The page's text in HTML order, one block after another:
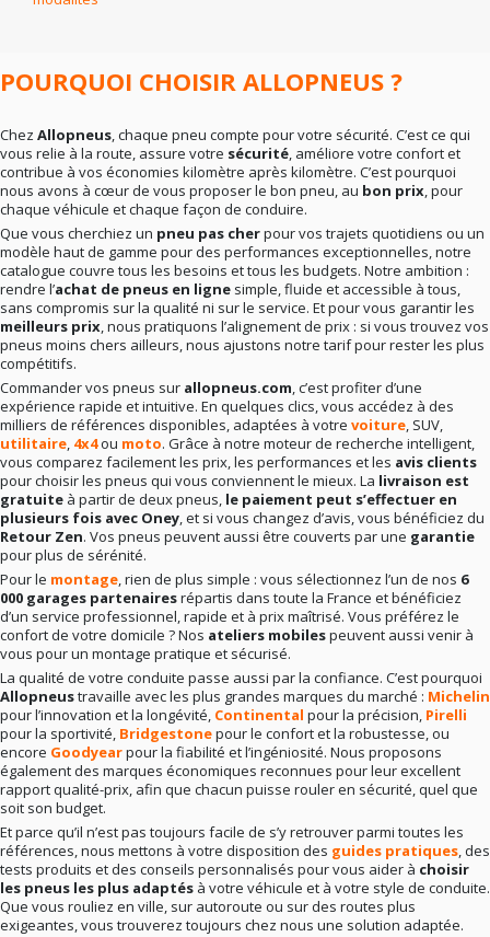
En résumé
POURQUOI CHOISIR ALLOPNEUS ?
Chez Allopneus, chaque pneu compte pour votre sécurité. C’est ce qui
vous relie à la route, assure votre sécurité, améliore votre confort et
contribue à vos économies kilomètre après kilomètre. C’est pourquoi
nous avons à cœur de vous proposer le bon pneu, au bon prix, pour
chaque véhicule et chaque façon de conduire.
Que vous cherchiez un pneu pas cherpour vos trajets quotidiens ou un
modèle haut de gamme pour des performances exceptionnelles, notre
catalogue couvre tous les besoins et tous les budgets. Notre ambition :
rendre l’achat de pneus en ligne simple, fluide et accessible à tous,
sans compromis sur la qualité ni sur le service. Et pour vous garantir les
meilleurs prix, nous pratiquons l’alignement de prix : si vous trouvez vos
pneus moins chers ailleurs, nous ajustons notre tarif pour rester les plus
compétitifs.
Commander vos pneus sur allopneus.com, c’est profiter d’une
expérience rapide et intuitive. En quelques clics, vous accédez à des
milliers de références disponibles, adaptées à votre voiture, SUV,
utilitaire, 4x4ou moto. Grâce à notre moteur de recherche intelligent,
vous comparez facilement les prix, les performances et les avis clients
pour choisir les pneus qui vous conviennent le mieux. La livraison est
gratuite à partir de deux pneus, le paiement peut s’effectuer en
plusieurs fois avec Oney, et si vous changez d’avis, vous bénéficiez du
Retour Zen. Vos pneus peuvent aussi être couverts par une garantie
pour plus de sérénité.
Pour le montage, rien de plus simple : vous sélectionnez l’un de nos 6
000 garages partenairesrépartis dans toute la France et bénéficiez
d’un service professionnel, rapide et à prix maîtrisé. Vous préférez le
confort de votre domicile ? Nos ateliers mobilespeuvent aussi venir à
vous pour un montage pratique et sécurisé.
La qualité de votre conduite passe aussi par la confiance. C’est pourquoi
Allopneustravaille avec les plus grandes marques du marché : Michelin
pour l’innovation et la longévité, Continental pour la précision, Pirelli
pour la sportivité, Bridgestonepour le confort et la robustesse, ou
encore Goodyearpour la fiabilité et l’ingéniosité. Nous proposons
également des marques économiques reconnues pour leur excellent
rapport qualité-prix, afin que chacun puisse rouler en sécurité, quel que
soit son budget.
Et parce qu’il n’est pas toujours facile de s’y retrouver parmi toutes les
références, nous mettons à votre disposition des guides pratiques, des
tests produits et des conseils personnalisés pour vous aider à choisir
les pneus les plus adaptés à votre véhicule et à votre style de conduite.
Que vous rouliez en ville, sur autoroute ou sur des routes plus
exigeantes, vous trouverez toujours chez nous une solution adaptée.